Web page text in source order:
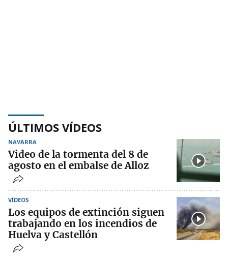
ÚLTIMOS VÍDEOS
NAVARRA
Video de la tormenta del 8 de
agosto en el embalse de Alloz
VÍDEOS
Los equipos de extinción siguen
trabajando en los incendios de
Huelva y Castellón